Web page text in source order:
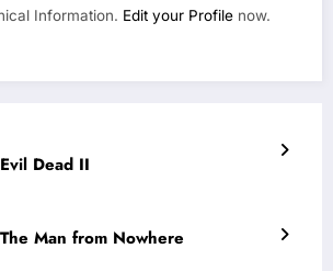
Information. Edit your Profile now.
Dead II
Man from Nowhere